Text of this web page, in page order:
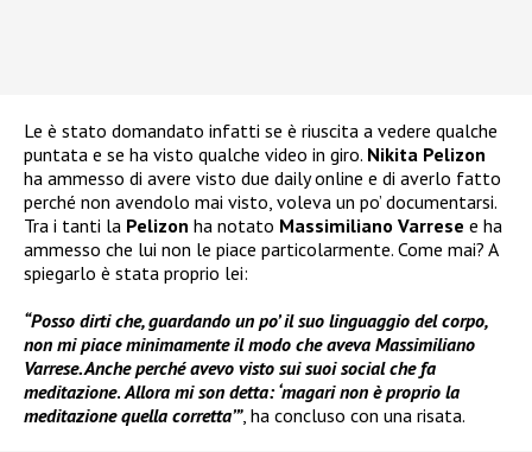
Le è stato domandato infatti se è riuscita a vedere qualche
puntata e se ha visto qualche video in giro. Nikita Pelizon
ha ammesso di avere visto due daily online e di averlo fatto
perché non avendolo mai visto, voleva un po’ documentarsi.
Tra i tanti la Pelizon ha notato Massimiliano Varrese e ha
ammesso che lui non le piace particolarmente. Come mai? A
spiegarlo è stata proprio lei:
“Posso dirti che, guardando un po’ il suo linguaggio del corpo,
non mi piace minimamente il modo che aveva Massimiliano
Varrese. Anche perché avevo visto sui suoi social che fa
meditazione. Allora mi son detta: ‘magari non è proprio la
meditazione quella corretta’”, ha concluso con una risata.